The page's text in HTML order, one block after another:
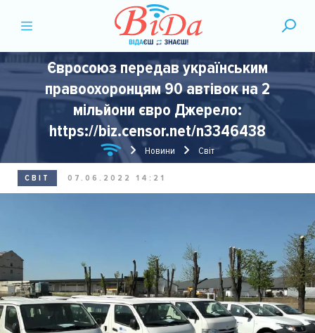
Євросоюз передав українським
правоохоронцям 90 автівок на 2
мільйони євро Джерело:
https://biz.censor.net/n3346438
Новини Світ
СВІТ 07.06.2022 14:21